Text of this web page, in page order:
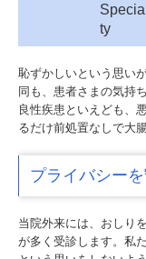
ty
恥ずかしいという思い
同も、患者さまの気持
良性疾患といえども、
るだけ前処置なしで大
プライバシー
当院外来には、おしり
が多く受診します。私